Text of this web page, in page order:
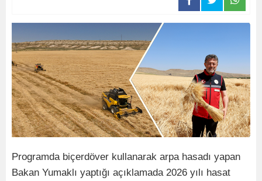
Programda biçerdöver kullanarak arpa hasadı yapan
Bakan Yumaklı yaptığı açıklamada 2026 yılı hasat